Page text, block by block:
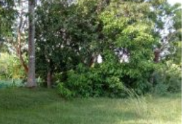
জাতীয় ঐক্যের ডাক দিলেন প্রধানমন্ত্রী
জাতিসংঘ সাধারণ পরিষদের সভাপতি
হলো বাংলাদেশ